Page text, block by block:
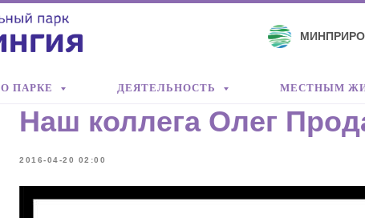
О ПАРКЕ ДЕЯТЕЛЬНОСТЬ МЕСТНЫМ
Наш коллега Олег
2016-04-20 02:00